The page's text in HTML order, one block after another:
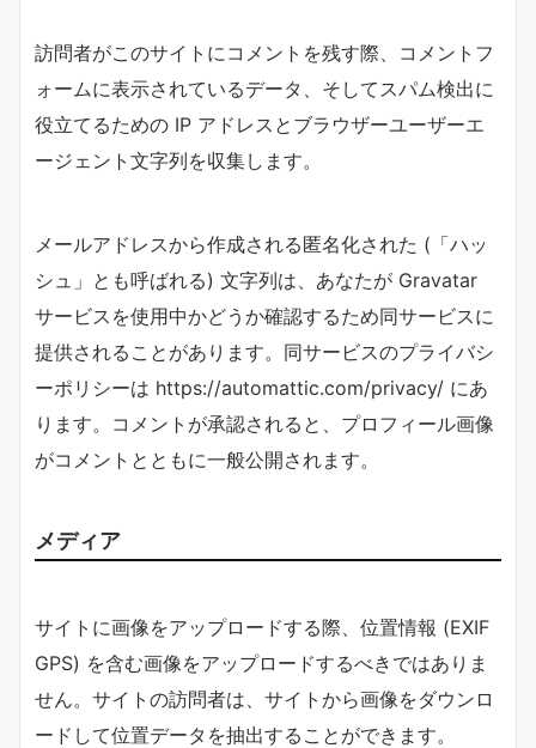
訪問者がこのサイトにコメントを残す際、コメントフ
ォームに表示されているデータ、そしてスパム検出に
役立てるための IP アドレスとブラウザーユーザーエ
ージェント文字列を収集します。
メールアドレスから作成される匿名化された (「ハッ
シュ」とも呼ばれる) 文字列は、あなたが Gravatar
サービスを使用中かどうか確認するため同サービスに
提供されることがあります。同サービスのプライバシ
ーポリシーは https://automattic.com/privacy/ にあ
ります。コメントが承認されると、プロフィール画像
がコメントとともに一般公開されます。
メディア
サイトに画像をアップロードする際、位置情報 (EXIF
GPS) を含む画像をアップロードするべきではありま
せん。サイトの訪問者は、サイトから画像をダウンロ
ードして位置データを抽出することができます。